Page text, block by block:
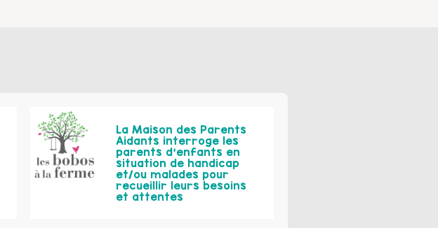
La Maison des Parents
Aidants interroge les
parents d’enfants en
situation de handicap
et/ou malades pour
recueillir leurs besoins
et attentes